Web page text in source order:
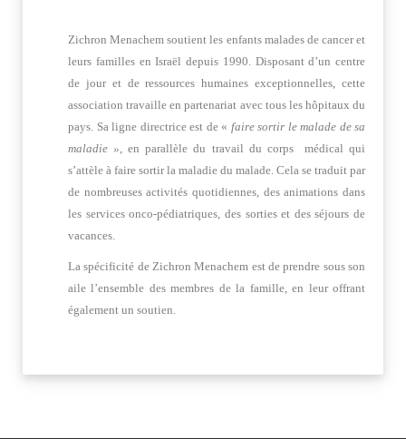
Zichron Menachem soutient les enfants malades de cancer et
leurs familles en Israël depuis 1990. Disposant d’un centre
de jour et de ressources humaines exceptionnelles, cette
association travaille en partenariat avec tous les hôpitaux du
pays. Sa ligne directrice est de « faire sortir le malade de sa
maladie », en parallèle du travail du corps médical qui
s’attèle à faire sortir la maladie du malade. Cela se traduit par
de nombreuses activités quotidiennes, des animations dans
les services onco-pédiatriques, des sorties et des séjours de
vacances.
La spécificité de Zichron Menachem est de prendre sous son
aile l’ensemble des membres de la famille, en leur offrant
également un soutien.